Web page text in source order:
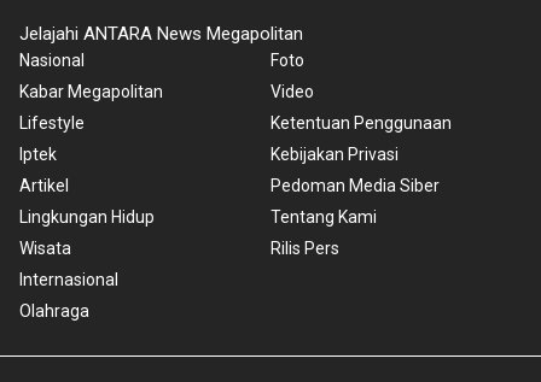
Jelajahi ANTARA News Megapolitan
Nasional
Kabar Megapolitan
Lifestyle
Iptek
Artikel
Lingkungan Hidup
Wisata
Internasional
Olahraga
Foto
Video
Ketentuan Penggunaan
Kebijakan Privasi
Pedoman Media Siber
Tentang Kami
Rilis Pers